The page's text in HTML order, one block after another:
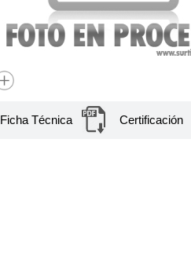
Ficha Técnica Certificación